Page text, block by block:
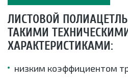
ЛИСТОВОЙ
ТАКИМИ ТЕХНИЧЕСКИМИ
ХАРАКТЕРИСТИКАМИ:
низким коэффициентом